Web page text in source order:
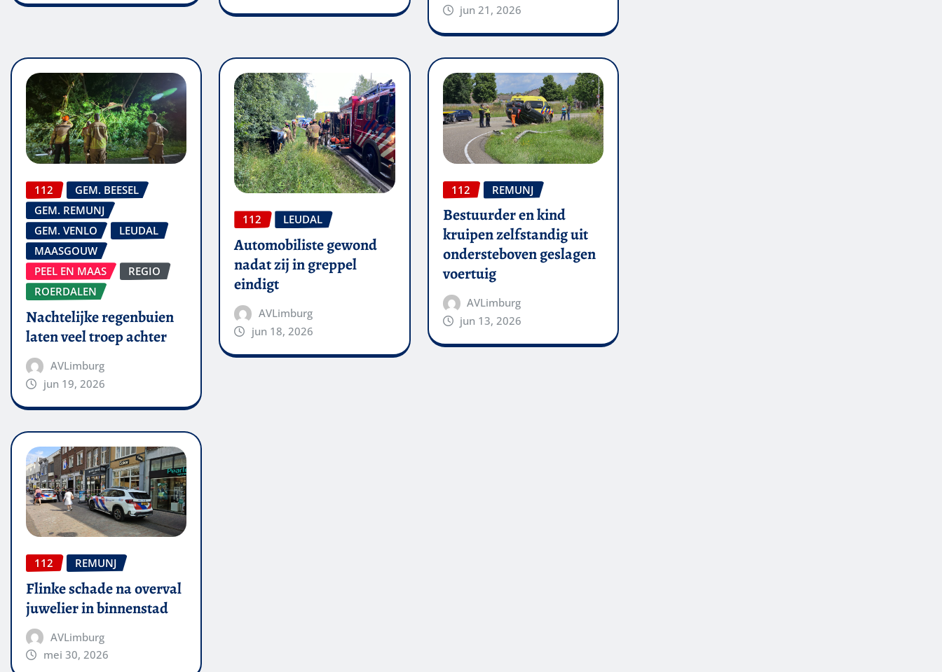
jun 21, 2026
112
GEM. BEESEL
GEM. REMUNJ
GEM. VENLO
LEUDAL
MAASGOUW
PEEL EN MAAS
REGIO
ROERDALEN
Nachtelijke regenbuien
laten veel troep achter
AVLimburg
jun 19, 2026
112 LEUDAL
Automobiliste gewond
nadat zij in greppel
eindigt
AVLimburg
jun 18, 2026
112 REMUNJ
Bestuurder en kind
kruipen zelfstandig uit
ondersteboven geslagen
voertuig
AVLimburg
jun 13, 2026
112 REMUNJ
Flinke schade na overval
juwelier in binnenstad
AVLimburg
mei 30, 2026